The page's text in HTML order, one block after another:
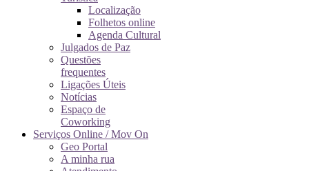
Localização
Folhetos online
Agenda Cultural
Julgados de Paz
Questões
frequentes
Ligações Úteis
Notícias
Espaço de
Coworking
Serviços Online / Mov On
Geo Portal
A minha rua